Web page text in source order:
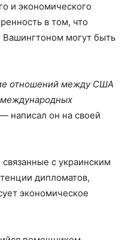
и экономического
в том, что
могут быть
отношений между США
написал он на своей
с украинским
дипломатов,
экономическое